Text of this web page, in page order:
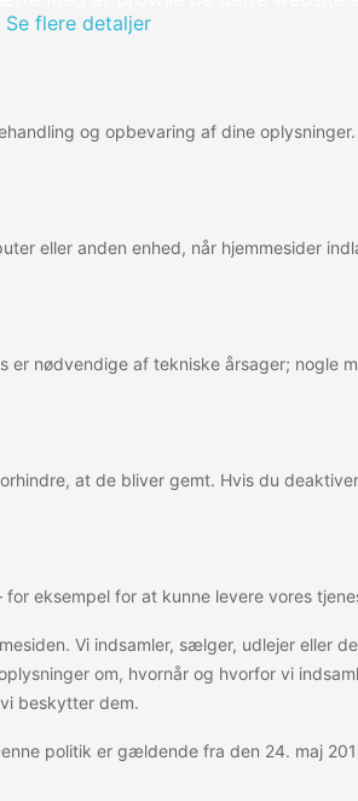
Se flere detaljer
og opbevaring af dine
eller anden enhed, når hjemmesider
nødvendige af tekniske årsager;
at de bliver gemt. Hvis du
eksempel for at kunne levere vores
Vi indsamler, sælger, udlejer eller
om, hvornår og hvorfor vi
beskytter dem.
politik er gældende fra den 24. maj